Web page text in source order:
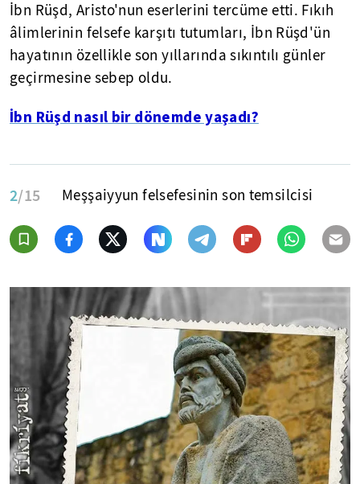
İbn Rüşd, Aristo'nun eserlerini tercüme etti. Fıkıh
âlimlerinin felsefe karşıtı tutumları, İbn Rüşd'ün
hayatının özellikle son yıllarında sıkıntılı günler
geçirmesine sebep oldu.
İbn Rüşd nasıl bir dönemde yaşadı?
2/15 Meşşaiyyun felsefesinin son temsilcisi